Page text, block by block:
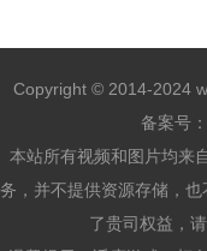
Copyright © 2014-2024
备案号：
本站所有视频和图片均来
务，并不提供资源存储，
了贵司权益，